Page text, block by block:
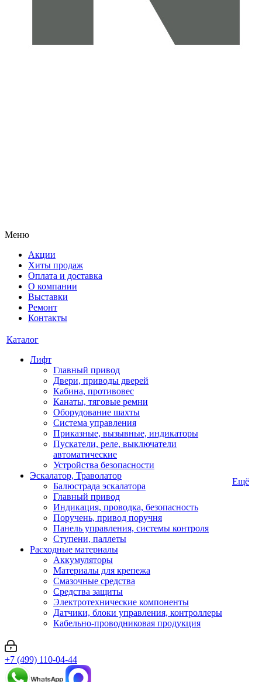
Меню
Акции
Хиты продаж
Оплата и доставка
О компании
Выставки
Ремонт
Контакты
Каталог
Лифт
Главный привод
Двери, приводы дверей
Кабина, противовес
Канаты, тяговые ремни
Оборудование шахты
Система управления
Приказные, вызывные, индикаторы
Пускатели, реле, выключатели
автоматические
Устройства безопасности
Эскалатор, Траволатор
Балюстрада эскалатора
Главный привод
Индикация, проводка, безопасность
Поручень, привод поручня
Панель управления, системы контроля
Ступени, паллеты
Расходные материалы
Аккумуляторы
Материалы для крепежа
Смазочные средства
Средства защиты
Электротехнические компоненты
Датчики, блоки управления, контроллеры
Кабельно-проводниковая продукция
Ещё
+7 (499) 110-04-44